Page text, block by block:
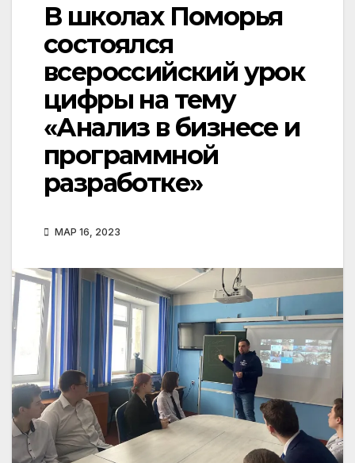
В школах Поморья
состоялся
всероссийский урок
цифры на тему
«Анализ в бизнесе и
программной
разработке»
МАР 16, 2023